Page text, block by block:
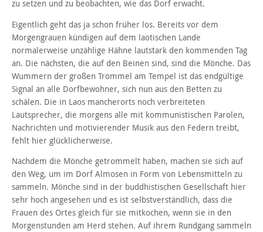
zu setzen und zu beobachten, wie das Dorf erwacht.
Eigentlich geht das ja schon früher los. Bereits vor dem
Morgengrauen kündigen auf dem laotischen Lande
normalerweise unzählige Hähne lautstark den kommenden Tag
an. Die nächsten, die auf den Beinen sind, sind die Mönche. Das
Wummern der großen Trommel am Tempel ist das endgültige
Signal an alle Dorfbewohner, sich nun aus den Betten zu
schälen. Die in Laos mancherorts noch verbreiteten
Lautsprecher, die morgens alle mit kommunistischen Parolen,
Nachrichten und motivierender Musik aus den Federn treibt,
fehlt hier glücklicherweise.
Nachdem die Mönche getrommelt haben, machen sie sich auf
den Weg, um im Dorf Almosen in Form von Lebensmitteln zu
sammeln. Mönche sind in der buddhistischen Gesellschaft hier
sehr hoch angesehen und es ist selbstverständlich, dass die
Frauen des Ortes gleich für sie mitkochen, wenn sie in den
Morgenstunden am Herd stehen. Auf ihrem Rundgang sammeln